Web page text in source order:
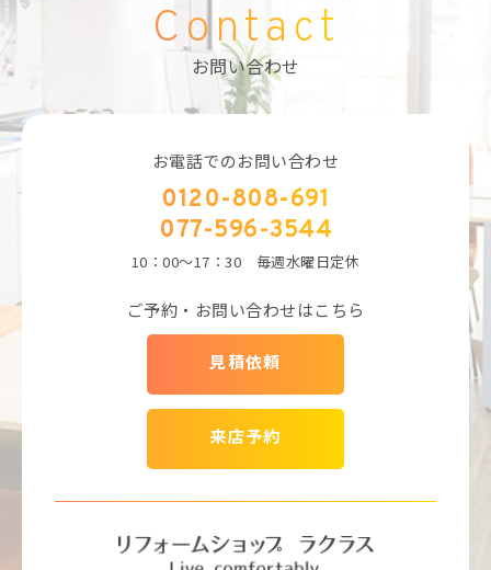
Contact
お問い合わせ
お電話でのお問い合わせ
0120-808-691
077-596-3544
10：00～17：30 毎週水曜日定休
ご予約・お問い合わせはこちら
見積依頼
来店予約